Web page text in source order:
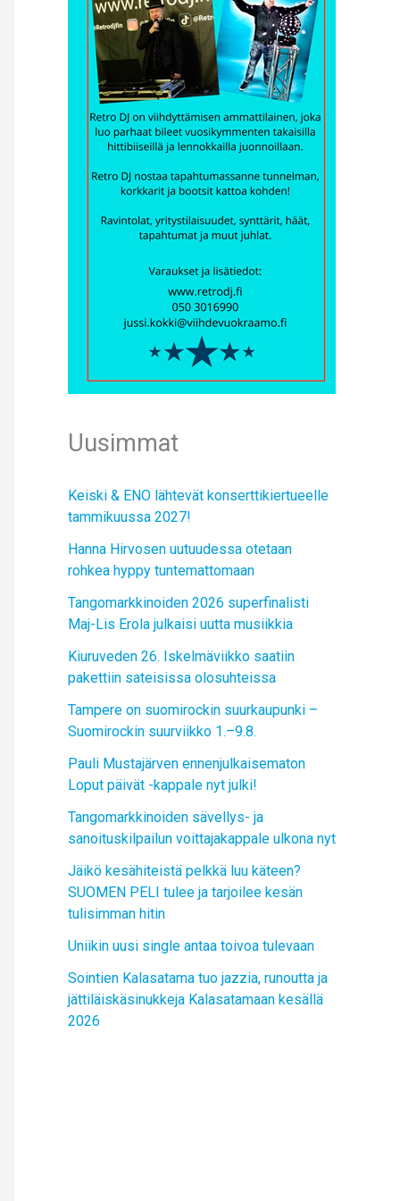
Uusimmat
Keiski & ENO lähtevät konserttikiertueelle
tammikuussa 2027!
Hanna Hirvosen uutuudessa otetaan
rohkea hyppy tuntemattomaan
Tangomarkkinoiden 2026 superfinalisti
Maj-Lis Erola julkaisi uutta musiikkia
Kiuruveden 26. Iskelmäviikko saatiin
pakettiin sateisissa olosuhteissa
Tampere on suomirockin suurkaupunki –
Suomirockin suurviikko 1.–9.8.
Pauli Mustajärven ennenjulkaisematon
Loput päivät -kappale nyt julki!
Tangomarkkinoiden sävellys- ja
sanoituskilpailun voittajakappale ulkona nyt
Jäikö kesähiteistä pelkkä luu käteen?
SUOMEN PELI tulee ja tarjoilee kesän
tulisimman hitin
Uniikin uusi single antaa toivoa tulevaan
Sointien Kalasatama tuo jazzia, runoutta ja
jättiläiskäsinukkeja Kalasatamaan kesällä
2026